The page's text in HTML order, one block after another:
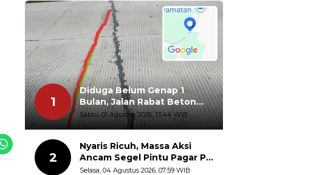
1
Diduga Belum Genap 1
Bulan, Jalan Rabat Beton
Gidanglo - Guwosobokerto
Sudah Pecah
Sabtu, 01 Agustus 2026, 13:44 WIB
2
Nyaris Ricuh, Massa Aksi
Ancam Segel Pintu Pagar PT
Pabrik Gula Gorontalo
Selasa, 04 Agustus 2026, 07:59 WIB